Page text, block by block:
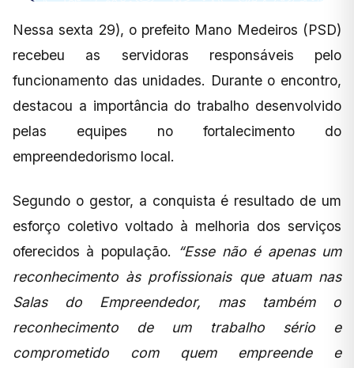
Nessa sexta 29), o prefeito Mano Medeiros (PSD)
recebeu as servidoras responsáveis pelo
funcionamento das unidades. Durante o encontro,
destacou a importância do trabalho desenvolvido
pelas equipes no fortalecimento do
empreendedorismo local.
Segundo o gestor, a conquista é resultado de um
esforço coletivo voltado à melhoria dos serviços
oferecidos à população. “Esse não é apenas um
reconhecimento às profissionais que atuam nas
Salas do Empreendedor, mas também o
reconhecimento de um trabalho sério e
comprometido com quem empreende e